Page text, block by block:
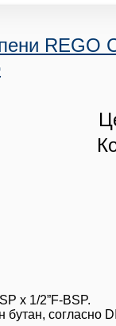
REGO
x 1/2”F-BSP.
бутан, согласно